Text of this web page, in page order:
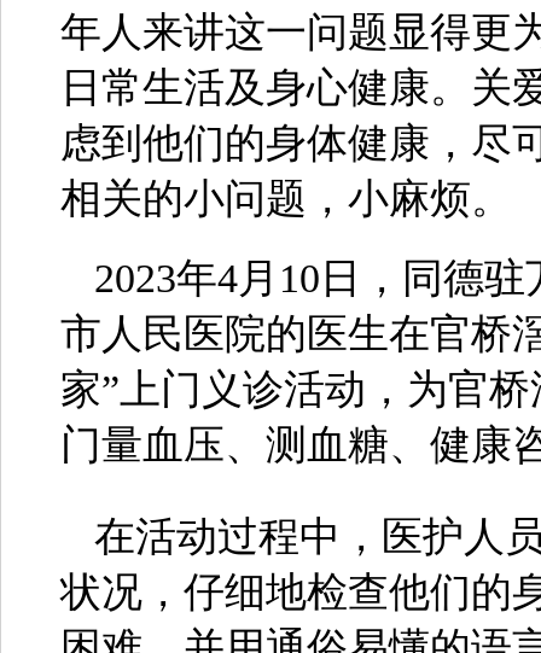
年人来讲这一问题显得更
日常生活及身心健康。关
虑到他们的身体健康，尽
相关的小问题，小麻烦。
2023年4月10日，同德
市人民医院的医生在官桥
家”上门义诊活动，为官
门量血压、测血糖、健康
在活动过程中，医护人
状况，仔细地检查他们的